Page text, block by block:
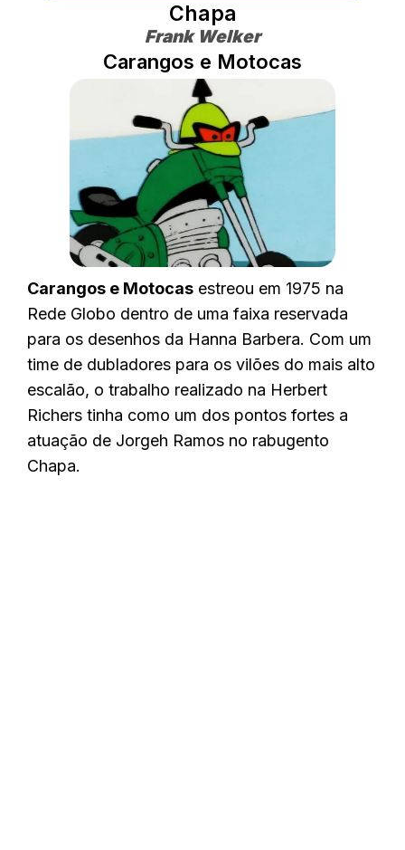
Chapa
Frank Welker
Carangos e Motocas
Carangos e Motocas estreou em 1975 na
Rede Globo dentro de uma faixa reservada
para os desenhos da Hanna Barbera. Com um
time de dubladores para os vilões do mais alto
escalão, o trabalho realizado na Herbert
Richers tinha como um dos pontos fortes a
atuação de Jorgeh Ramos no rabugento
Chapa.